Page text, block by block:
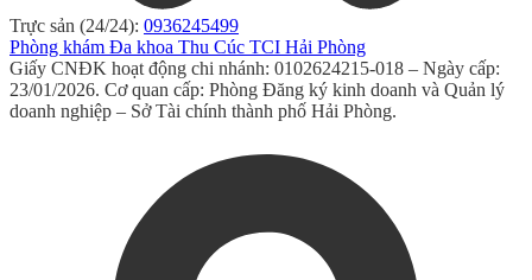
Trực sản (24/24): 0936245499
Phòng khám Đa khoa Thu Cúc TCI Hải Phòng
Giấy CNĐK hoạt động chi nhánh: 0102624215-018 – Ngày cấp:
23/01/2026. Cơ quan cấp: Phòng Đăng ký kinh doanh và Quản lý
doanh nghiệp – Sở Tài chính thành phố Hải Phòng.